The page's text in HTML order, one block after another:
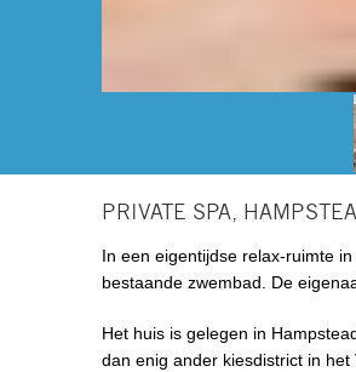
PRIVATE SPA,
In een eigentijdse relax-ruimte
bestaande zwembad. De
Het huis is gelegen in
dan enig ander kiesdistrict in